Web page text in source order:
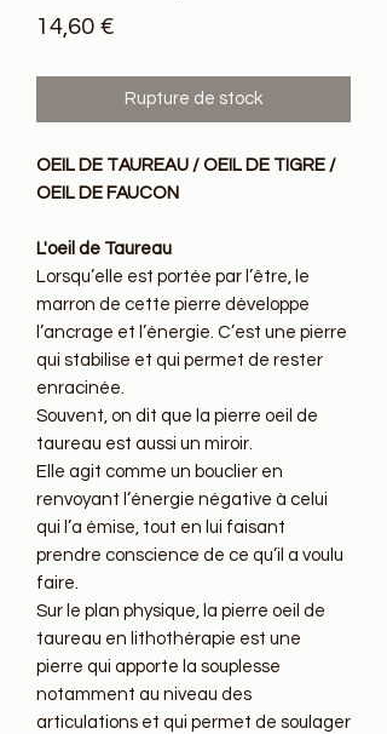
14,60 €Prix
Rupture de stock
OEIL DE TAUREAU / OEIL DE TIGRE /
OEIL DE FAUCON
L'oeil de Taureau
Lorsqu’elle est portée par l’être, le
marron de cette pierre développe
l’ancrage et l’énergie. C’est une pierre
qui stabilise et qui permet de rester
enracinée.
Souvent, on dit que la pierre oeil de
taureau est aussi un miroir.
Elle agit comme un bouclier en
renvoyant l’énergie négative à celui
qui l’a émise, tout en lui faisant
prendre conscience de ce qu’il a voulu
faire.
Sur le plan physique, la pierre oeil de
taureau en lithothérapie est une
pierre qui apporte la souplesse
notamment au niveau des
articulations et qui permet de soulager